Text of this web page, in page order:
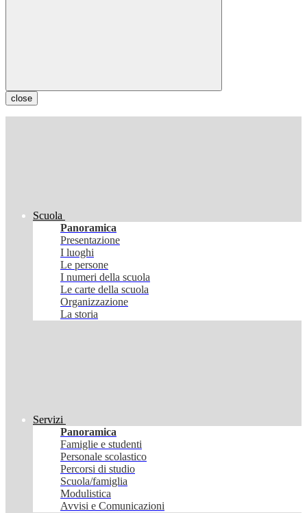
close
Scuola
Panoramica
Presentazione
I luoghi
Le persone
I numeri della scuola
Le carte della scuola
Organizzazione
La storia
Servizi
Panoramica
Famiglie e studenti
Personale scolastico
Percorsi di studio
Scuola/famiglia
Modulistica
Avvisi e Comunicazioni